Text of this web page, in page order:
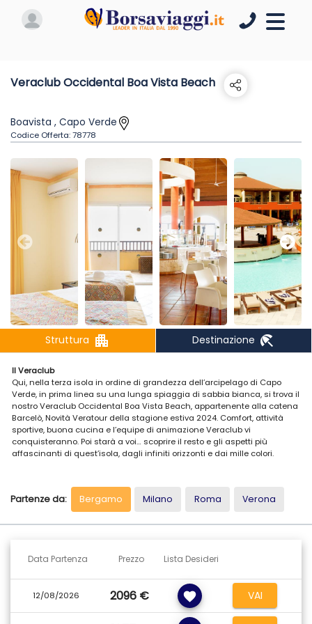
Veraclub Occidental Boa Vista Beach
Boavista , Capo Verde
Codice Offerta:78778
Struttura apartment Destinazione beach_access
Il Veraclub
Qui, nella terza isola in ordine di grandezza dell’arcipelago di Capo
Verde, in prima linea su una lunga spiaggia di sabbia bianca, si trova il
nostro Veraclub Occidental Boa Vista Beach, appartenente alla catena
Barcelò, Novità Veratour della stagione estiva 2024. Comfort, attività
sportive, buona cucina e l’equipe di animazione Veraclub vi
conquisteranno. Poi starà a voi… scoprire il resto e gli aspetti più
affascinanti di quest’isola, dagli infiniti orizzonti e dai mille colori.
Il Veraclub Occidental Boa Vista Beach è situato a Praia de Chaves, nel
tratto di costa occidentale dell’isola, dista circa 2 km dall’Aeroporto
Internazionale di Boa Vista.
cui una per bambini con giochi acquatici e una relax per adulti)
discoteca e sala conferenze. A pagamento: centro benessere con
massaggi e trattamenti di bellezza.
Collegamento Wi-Fi gratuito presso le aree comuni.
Carte di credito accettate: Visa e MasterCard.
Partenze da: Bergamo Milano Roma Verona
Data Partenza Prezzo Lista Desideri
12/08/2026 2096 € favorite VAI